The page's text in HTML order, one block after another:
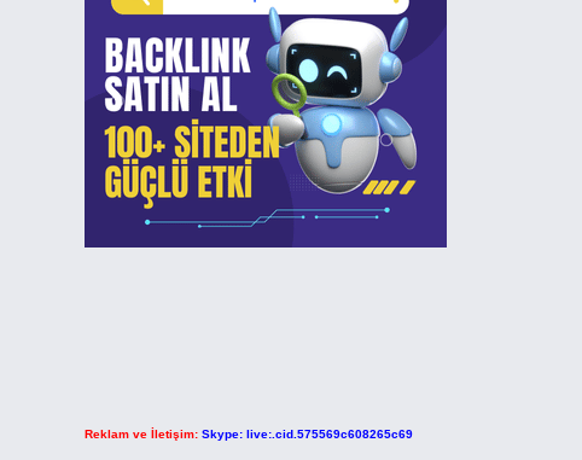
Reklam ve İletişim: Skype: live:.cid.575569c608265c69